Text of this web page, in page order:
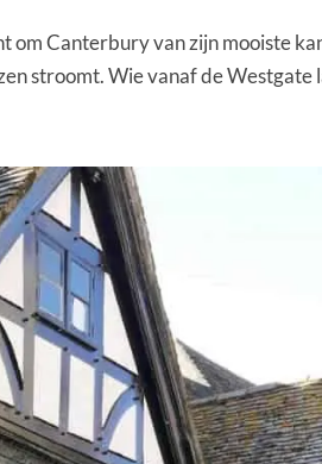
Canterbury van zijn mooiste
stroomt. Wie vanaf de